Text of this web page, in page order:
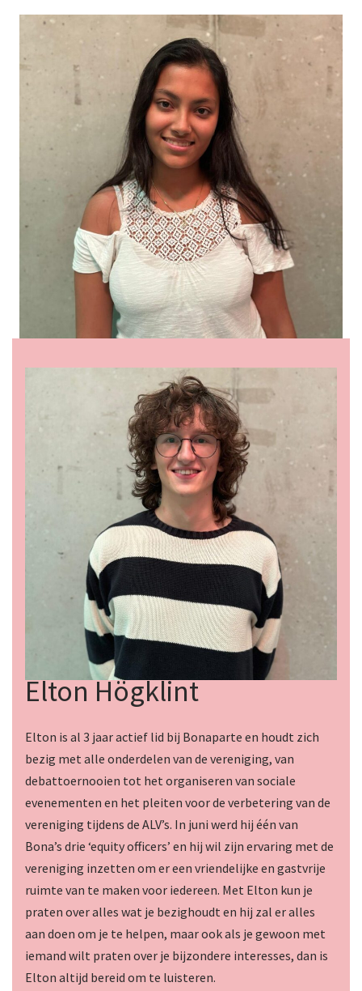
Elton Högklint
Elton is al 3 jaar actief lid bij Bonaparte en houdt zich
bezig met alle onderdelen van de vereniging, van
debattoernooien tot het organiseren van sociale
evenementen en het pleiten voor de verbetering van de
vereniging tijdens de ALV’s. In juni werd hij één van
Bona’s drie ‘equity officers’ en hij wil zijn ervaring met de
vereniging inzetten om er een vriendelijke en gastvrije
ruimte van te maken voor iedereen. Met Elton kun je
praten over alles wat je bezighoudt en hij zal er alles
aan doen om je te helpen, maar ook als je gewoon met
iemand wilt praten over je bijzondere interesses, dan is
Elton altijd bereid om te luisteren.